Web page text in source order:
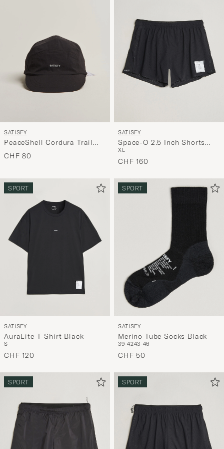
Funktion
"Mein
aktivieren
und
eine
Auswahl,
Ihrem
SATISFY
PeaceShell Cordura Trail
Cap Black
CHF 80
SATISFY
Space-O 2.5 Inch Shorts
Black
XL
CHF 160
SPORT
SATISFY
AuraLite T-Shirt Black
S
CHF 120
SPORT
SATISFY
Merino Tube Socks Black
39-4243-46
CHF 50
SPORT SPORT